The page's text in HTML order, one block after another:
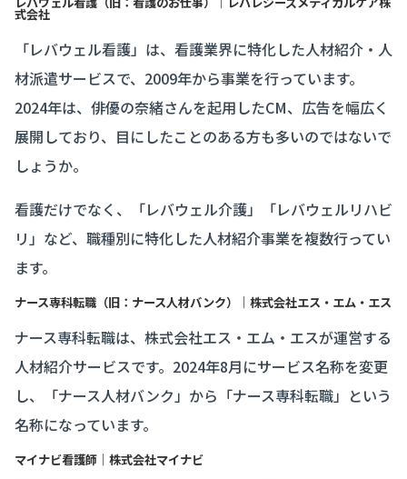
式会社
「レバウェル看護」は、看護業界に特化した人材紹介・人
材派遣サービスで、2009年から事業を行っています。
2024年は、俳優の奈緒さんを起用したCM、広告を幅広く
展開しており、目にしたことのある方も多いのではないで
しょうか。
看護だけでなく、「レバウェル介護」「レバウェルリハビ
リ」など、職種別に特化した人材紹介事業を複数行ってい
ます。
ナース専科転職（旧：ナース人材バンク）｜株式会社エス・エム・エス
ナース専科転職は、株式会社エス・エム・エスが運営する
人材紹介サービスです。2024年8月にサービス名称を変更
し、「ナース人材バンク」から「ナース専科転職」という
名称になっています。
マイナビ看護師｜株式会社マイナビ